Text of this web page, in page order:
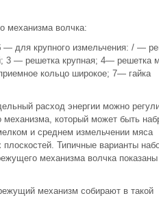
механизма волчка:
для крупного измельчения: / —
3 — решетка крупная; 4— решетка
кольцо широкое; 7— гайка
расход энергии можно
который может быть
и среднем измельчении мяса
Типичные варианты
механизма волчка
механизм собирают в такой